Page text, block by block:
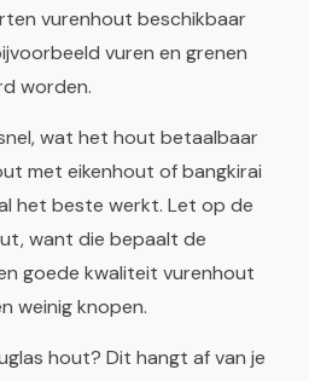
vurenhout beschikbaar
vuren en grenen
worden.
wat het hout betaalbaar
met eikenhout of bangkirai
het beste werkt. Let op de
want die bepaalt de
goede kwaliteit vurenhout
weinig knopen.
hout? Dit hangt af van je